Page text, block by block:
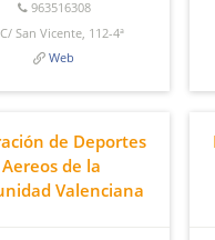
963516308
C/ San Vicente, 112-4ª
Web
de Deportes
Aereos de la
Valenciana